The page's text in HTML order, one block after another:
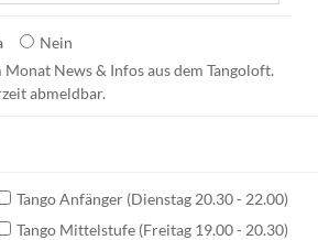
Nein
Monat News & Infos aus dem Tangoloft.
abmeldbar.
Tango Anfänger (Dienstag 20.30 - 22.00)
Tango Mittelstufe (Freitag 19.00 - 20.30)